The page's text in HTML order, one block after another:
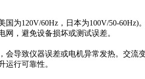
为120V/60Hz，日本为100V/50-60Hz)
，避免设备损坏或测试误差。
会导致仪器误差或电机异常发热。交流
运行可靠性。